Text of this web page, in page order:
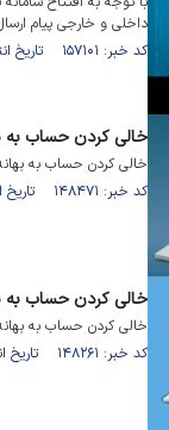
داخلی و خارجی پیام
کد خبر: ۱۵۷۱۰۱ تاریخ انتشار : ۱۴۰۲/۰۸/۱۹
خالی کردن حساب به
خالی کردن حساب به
کد خبر: ۱۴۸۴۷۱ تاریخ انتشار : ۱۴۰۲/۰۱/۱۳
خالی کردن حساب به
خالی کردن حساب به
کد خبر: ۱۴۸۲۶۱ تاریخ انتشار : ۱۴۰۲/۰۱/۰۸